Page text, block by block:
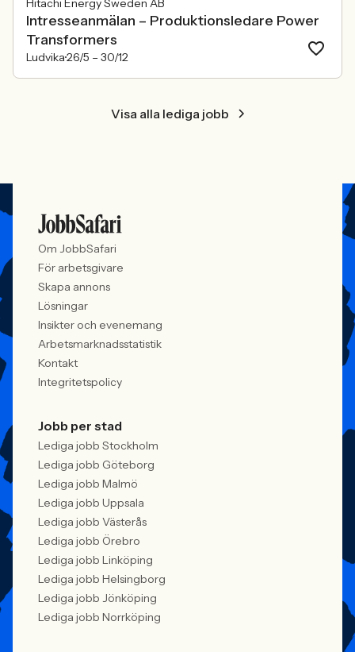
Hitachi Energy Sweden AB
Intresseanmälan – Produktionsledare Power
Transformers
Ludvika26/5 – 30/12
Visa alla lediga jobb
Om JobbSafari
För arbetsgivare
Skapa annons
Lösningar
Insikter och evenemang
Arbetsmarknadsstatistik
Kontakt
Integritetspolicy
Jobb per stad
Lediga jobb Stockholm
Lediga jobb Göteborg
Lediga jobb Malmö
Lediga jobb Uppsala
Lediga jobb Västerås
Lediga jobb Örebro
Lediga jobb Linköping
Lediga jobb Helsingborg
Lediga jobb Jönköping
Lediga jobb Norrköping